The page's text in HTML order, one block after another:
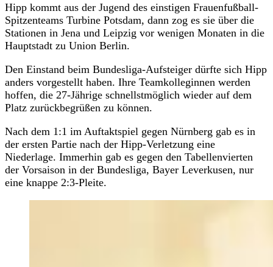
Hipp kommt aus der Jugend des einstigen Frauenfußball-
Spitzenteams Turbine Potsdam, dann zog es sie über die
Stationen in Jena und Leipzig vor wenigen Monaten in die
Hauptstadt zu Union Berlin.
Den Einstand beim Bundesliga-Aufsteiger dürfte sich Hipp
anders vorgestellt haben. Ihre Teamkolleginnen werden
hoffen, die 27-Jährige schnellstmöglich wieder auf dem
Platz zurückbegrüßen zu können.
Nach dem 1:1 im Auftaktspiel gegen Nürnberg gab es in
der ersten Partie nach der Hipp-Verletzung eine
Niederlage. Immerhin gab es gegen den Tabellenvierten
der Vorsaison in der Bundesliga, Bayer Leverkusen, nur
eine knappe 2:3-Pleite.